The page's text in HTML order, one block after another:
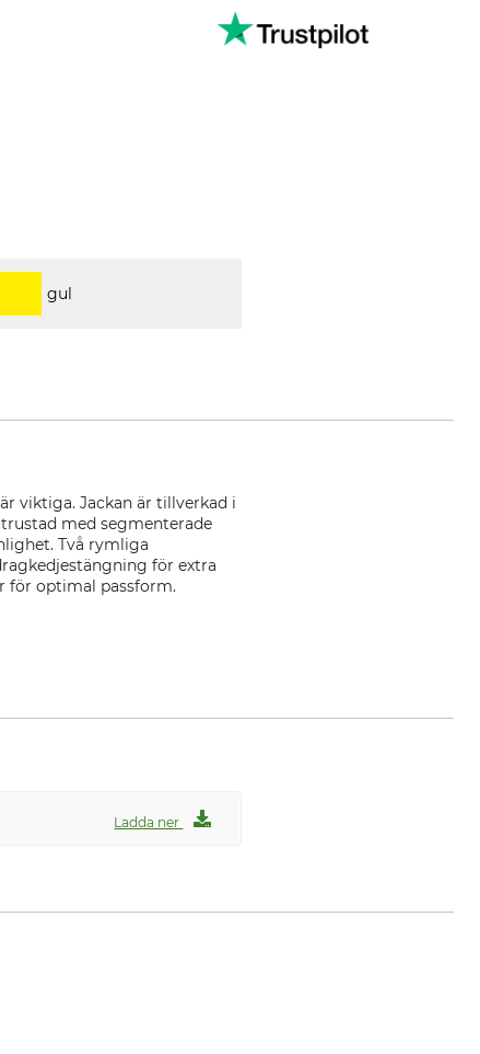
gul
viktiga. Jackan är tillverkad i
med segmenterade
Två rymliga
för extra
för optimal passform.
Ladda ner